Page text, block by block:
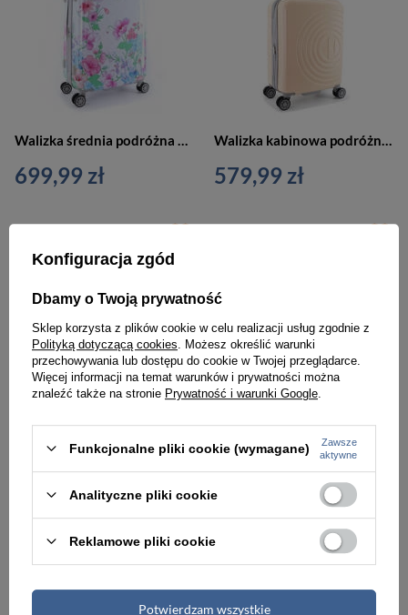
699,99 zł 579,99 zł
Walizka kabinowa podrożna mała fioletowa 4 kółka - ELLE Debossed
579,99 zł 699,99 zł
Konfiguracja zgód
Dbamy o Twoją prywatność
Sklep korzysta z plików cookie w celu realizacji usług zgodnie z
Polityką dotyczącą cookies . Możesz określić warunki
przechowywania lub dostępu do cookie w Twojej przeglądarce.
Więcej informacji na temat warunków i prywatności można
znaleźć także na stronie Prywatność i warunki Google
Funkcjonalne pliki cookie (wymagane)
Zawsze
aktywne
Analityczne pliki cookie
Reklamowe pliki cookie
Potwierdzam wszystkie